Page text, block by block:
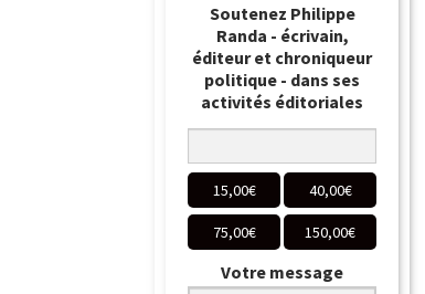
Soutenez Philippe
Randa - écrivain,
éditeur et chroniqueur
politique - dans ses
activités éditoriales
15,00€ 40,00€
75,00€ 150,00€
Votre message